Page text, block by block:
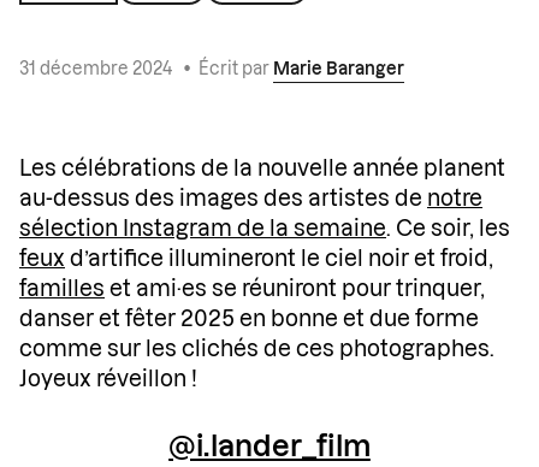
31 décembre 2024 • Écrit par Marie Baranger
Les célébrations de la nouvelle année planent
au-dessus des images des artistes de notre
sélection Instagram de la semaine. Ce soir, les
feux d’artifice illumineront le ciel noir et froid,
familles et ami·es se réuniront pour trinquer,
danser et fêter 2025 en bonne et due forme
comme sur les clichés de ces photographes.
Joyeux réveillon !
@i.lander_film